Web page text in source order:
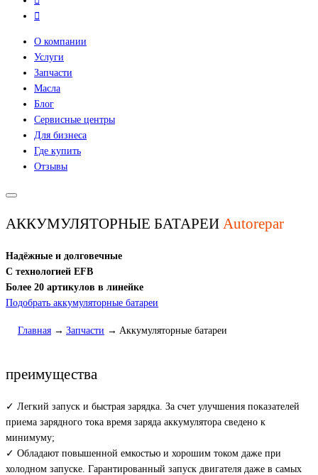
О компании
Услуги
Запчасти
Масла
Блог
Сервисные центры
Для бизнеса
Где купить
Отзывы
АККУМУЛЯТОРНЫЕ БАТАРЕИ Autorepar
Надёжные и долговечные
С технологией EFB
Более 20 артикулов в линейке
Подобрать аккумуляторные батареи
Главная Запчасти Аккумуляторные батареи
преимущества
✓ Легкий запуск и быстрая зарядка. За счет улучшения показателей
приема зарядного тока время заряда аккумулятора сведено к
минимуму;
✓ Обладают повышенной емкостью и хорошим током даже при
холодном запуске. Гарантированный запуск двигателя даже в самых